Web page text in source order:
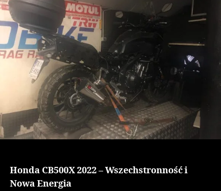
Honda CB500X 2022 – Wszechstronność i
Nowa Energia